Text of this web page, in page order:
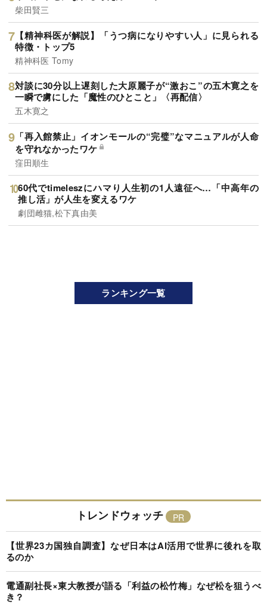
柴田賢三
【精神科医が解説】「うつ病になりやすい人」に見られる
特徴・トップ5
精神科医 Tomy
対談に30分以上遅刻した大原麗子が“激おこ”の五木寛之を
一瞬で虜にした「魔性のひとこと」〈再配信〉
五木寛之
「再入館禁止」イオンモールの“完璧”なマニュアルが人命
を守れなかったワケ
窪田順生
60代でtimeleszにハマり人生初の1人遠征へ…「中高年の
推し活」が人生を変えるワケ
劇団雌猫,松下真由美
ランキング一覧
トレンドウォッチ
【世界23カ国独自調査】なぜ日本はAI活用で世界に後れを取
るのか
電通副社長×東大教授が語る「利益の松竹梅」なぜ松を狙うべ
き？